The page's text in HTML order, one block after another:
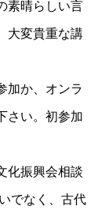
素晴らしい言
大変貴重な講
加か、オンラ
さい。初参加
化振興会相談
でなく、古代